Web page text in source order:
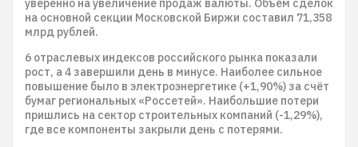
уверенно на увеличение продаж валюты. Объём сделок
на основной секции Московской Биржи составил 71,358
млрд рублей.
6 отраслевых индексов российского рынка показали
рост, а 4 завершили день в минусе. Наиболее сильное
повышение было в электроэнергетике (+1,90%) за счёт
бумаг региональных «Россетей». Наибольшие потери
пришлись на сектор строительных компаний (-1,29%),
где все компоненты закрыли день с потерями.